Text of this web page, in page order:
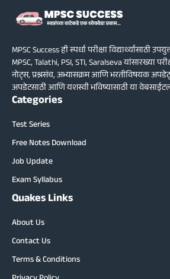
MPSC Success ही स्पर्धा परीक्षा विद्यार्थ्यांसाठी
MPSC, Talathi, PSI, STI, Saralseva यांसारख्या
नोट्स, प्रश्नसंच, अभ्यासक्रम आणि भरतीविषयक
अपडेटसाठी आणि यशस्वी भविष्यासाठी या
Categories
Test Series
Free Notes Download
Job Update
Exam Syllabus
Quakes Links
About Us
Contact Us
Terms & Conditions